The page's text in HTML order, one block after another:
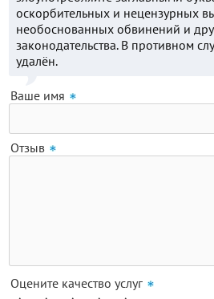
оскорбительных и нецензурных
необоснованных обвинений и
законодательства. В противном
удалён.
Ваше имя
Отзыв
Оцените качество услуг